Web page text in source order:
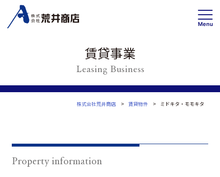
Menu
投資・開発 /不動産ソリューション事業
賃貸事業
Leasing Business
株式会社荒井商店 賃貸物件 ミドキタ・モモキタ
Property information